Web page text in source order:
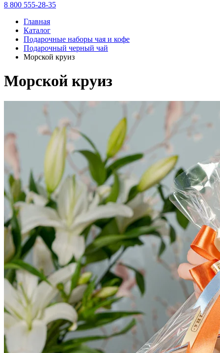
8 800 555-28-35
Главная
Каталог
Подарочные наборы чая и кофе
Подарочный черный чай
Морской круиз
Морской круиз